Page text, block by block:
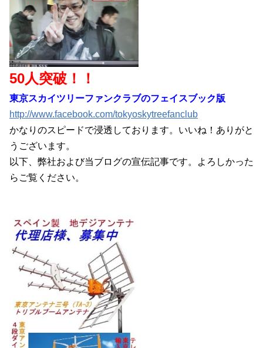
50人突破！！
東京スカイツリーファンクラブのフェイスブック版
http://www.facebook.com/tokyoskytreefanclub
かなりのスピードで浸透しております。いいね！ありがと
うございます。
以下、弊社および当ブログの宣伝記事です。よろしかった
らご覧ください。